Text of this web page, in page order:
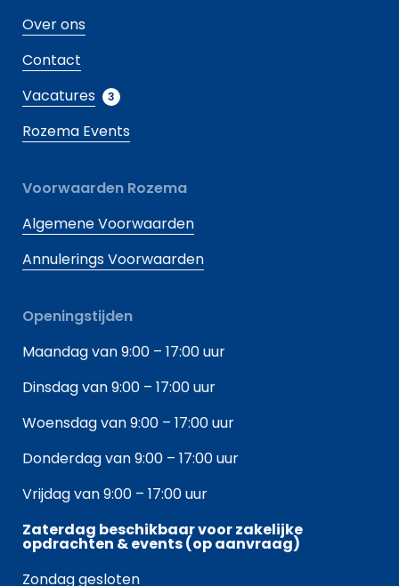
Over ons
Contact
Vacatures
3
Rozema Events
Voorwaarden Rozema
Algemene Voorwaarden
Annulerings Voorwaarden
Openingstijden
Maandag van 9:00 – 17:00 uur
Dinsdag van 9:00 – 17:00 uur
Woensdag van 9:00 – 17:00 uur
Donderdag van 9:00 – 17:00 uur
Vrijdag van 9:00 – 17:00 uur
Zaterdag beschikbaar voor zakelijke
opdrachten & events (op aanvraag)
Zondag gesloten